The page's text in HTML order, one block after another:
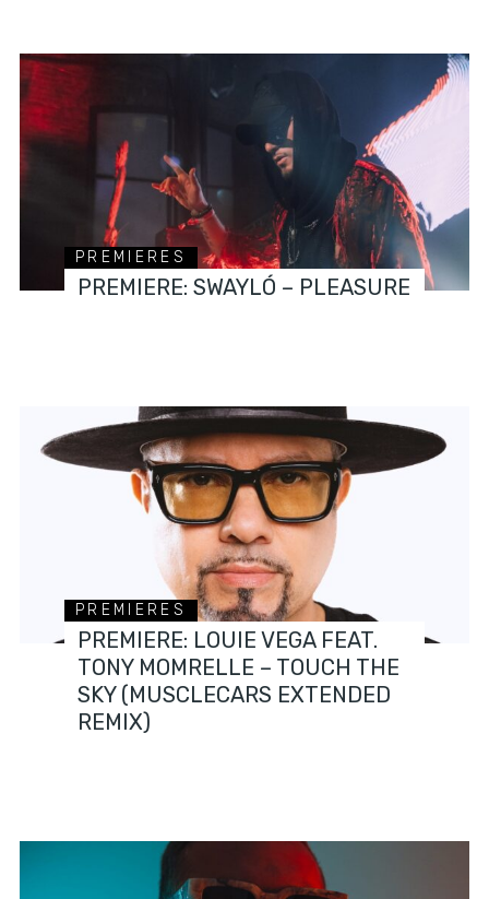
PREMIERES
PREMIERE: SWAYLÓ – PLEASURE
PREMIERES
PREMIERE: LOUIE VEGA FEAT.
TONY MOMRELLE – TOUCH THE
SKY (MUSCLECARS EXTENDED
REMIX)